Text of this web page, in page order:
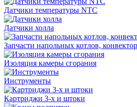
Датчики температуры NTC
Датчики холла
Запчасти напольных котлов,
Изоляция камеры сгорания
Инструменты
Картриджи 3-х и штоки